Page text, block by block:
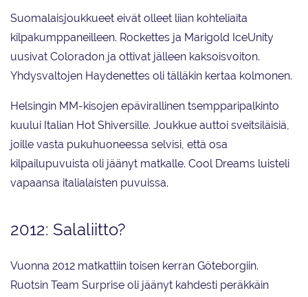
Suomalaisjoukkueet eivät olleet liian kohteliaita
kilpakumppaneilleen. Rockettes ja Marigold IceUnity
uusivat Coloradon ja ottivat jälleen kaksoisvoiton.
Yhdysvaltojen Haydenettes oli tälläkin kertaa kolmonen.
Helsingin MM-kisojen epävirallinen tsempparipalkinto
kuului Italian Hot Shiversille. Joukkue auttoi sveitsiläisiä,
joille vasta pukuhuoneessa selvisi, että osa
kilpailupuvuista oli jäänyt matkalle. Cool Dreams luisteli
vapaansa italialaisten puvuissa.
2012: Salaliitto?
Vuonna 2012 matkattiin toisen kerran Göteborgiin.
Ruotsin Team Surprise oli jäänyt kahdesti peräkkäin